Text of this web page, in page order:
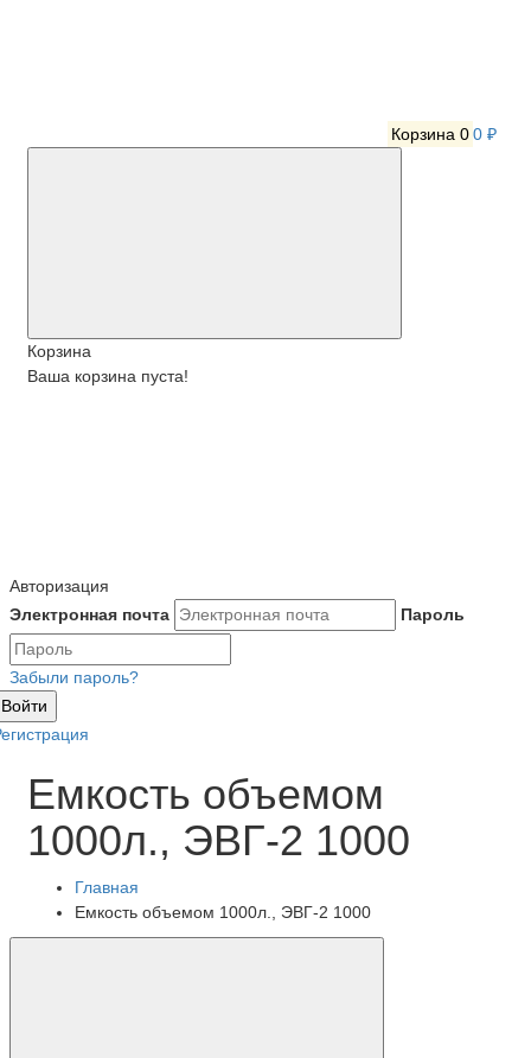
Корзина 00 ₽
Корзина
Ваша корзина пуста!
Авторизация
Электронная почта
Пароль
Забыли пароль?
Войти
Емкость объемом
1000л., ЭВГ-2 1000
Главная
Емкость объемом 1000л., ЭВГ-2 1000